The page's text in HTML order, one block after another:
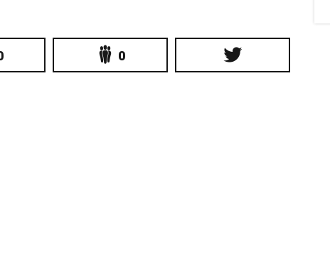
0